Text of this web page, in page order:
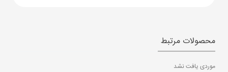
محصولات مرتبط
موردی یافت نشد